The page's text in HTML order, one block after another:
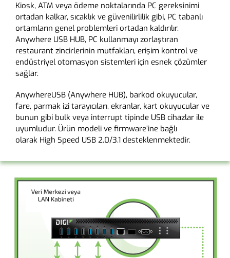
Kiosk, ATM veya ödeme noktalarında PC gereksinimi
ortadan kalkar, sıcaklık ve güvenilirlilik gibi, PC tabanlı
ortamların genel problemleri ortadan kaldırılır.
Anywhere USB HUB, PC kullanmayı zorlaştıran
restaurant zincirlerinin mutfakları, erişim kontrol ve
endüstriyel otomasyon sistemleri için esnek çözümler
sağlar.
AnywhereUSB (Anywhere HUB), barkod okuyucular,
fare, parmak izi tarayıcıları, ekranlar, kart okuyucular ve
bunun gibi bulk veya interrupt tipinde USB cihazlar ile
uyumludur. Ürün modeli ve firmware’ine bağlı
olarak High Speed USB 2.0/3.1 desteklenmektedir.